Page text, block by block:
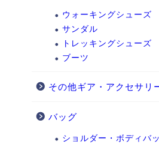
ウォーキングシューズ
サンダル
トレッキングシューズ
ブーツ
その他ギア・アクセサリ
バッグ
ショルダー・ボディバ